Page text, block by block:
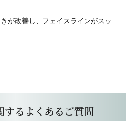
が改善し、フェイスラインがスッ
するよくあるご質問